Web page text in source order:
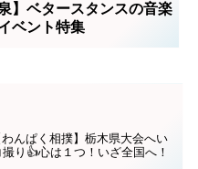
】ベタースタンスの音楽
ベント特集
んぱく相撲】栃木県大会へい
り👍心は１つ！いざ全国へ！